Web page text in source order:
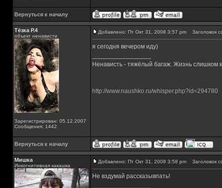
Вернуться к началу
Тёзка Р.4
объект ненависти
Зарегистрирован: 05.12.2007
Сообщения: 1442
Добавлено: Пт Окт 31, 2008 3:57 pm Заголовок
я сегодня вечером иду)
Ненависть - тяжёлый багаж. Жизнь слишком
http://www.naushko.ru/whisper.php?id=294780
Вернуться к началу
Мишка
Инкогнитивная какашка
Добавлено: Пт Окт 31, 2008 3:58 pm Заголовок
Не вздумай рассказывпать!